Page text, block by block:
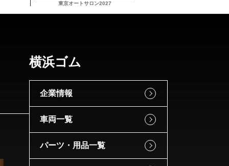
東京オートサロン2027
横浜ゴム
企業情報
車両一覧
パーツ・用品一覧